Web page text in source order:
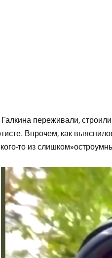
переживали,
Впрочем, как
то из